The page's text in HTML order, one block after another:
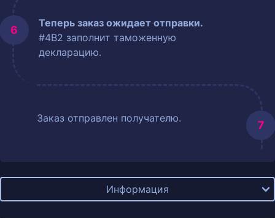
Теперь заказ ожидает отправки.
#4B2 заполнит таможенную
декларацию.
Заказ отправлен получателю.
Информация